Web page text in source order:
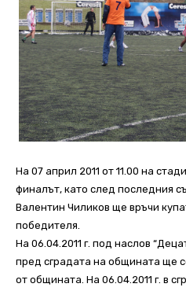
На 07 април 2011 от 11.00 на
финалът, като след последния
Валентин Чиликов ще връчи
победителя.
На 06.04.2011 г. под наслов
пред сградата на общината ще
от общината. На 06.04.2011 г. в